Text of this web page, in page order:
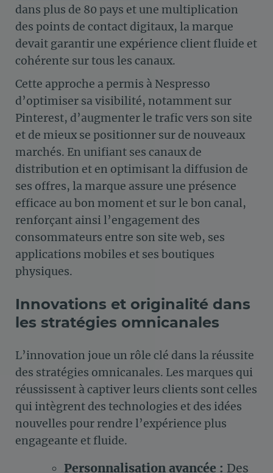
dans plus de 80 pays et une multiplication
des points de contact digitaux, la marque
devait garantir une expérience client fluide et
cohérente sur tous les canaux.
Cette approche a permis à Nespresso
d’optimiser sa visibilité, notamment sur
Pinterest, d’augmenter le trafic vers son site
et de mieux se positionner sur de nouveaux
marchés. En unifiant ses canaux de
distribution et en optimisant la diffusion de
ses offres, la marque assure une présence
efficace au bon moment et sur le bon canal,
renforçant ainsi l’engagement des
consommateurs entre son site web, ses
applications mobiles et ses boutiques
physiques.
Innovations et originalité dans
les stratégies omnicanales
L’innovation joue un rôle clé dans la réussite
des stratégies omnicanales. Les marques qui
réussissent à captiver leurs clients sont celles
qui intègrent des technologies et des idées
nouvelles pour rendre l’expérience plus
engageante et fluide.
Personnalisation avancée : Des